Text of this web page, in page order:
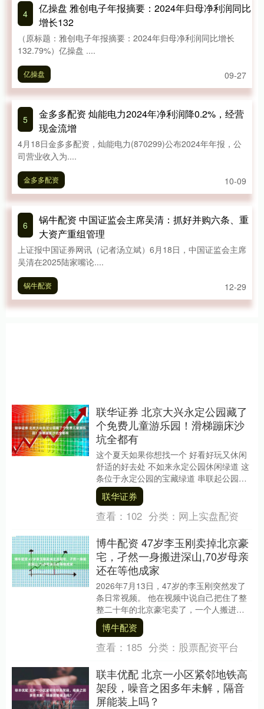
4
亿操盘 雅创电子年报摘要：2024年归母净利润同比
增长132
（原标题：雅创电子年报摘要：2024年归母净利润同比增长
132.79%）亿操盘 ....
亿操盘 09-27
5
金多多配资 灿能电力2024年净利润降0.2%，经营
现金流增
4月18日金多多配资，灿能电力(870299)公布2024年年报，公
司营业收入为....
金多多配资 10-09
6
锅牛配资 中国证监会主席吴清：抓好并购六条、重
大资产重组管理
上证报中国证券网讯（记者汤立斌）6月18日，中国证监会主席
吴清在2025陆家嘴论....
锅牛配资 12-29
联华证券 北京大兴永定公园藏了
个免费儿童游乐园！滑梯蹦床沙
坑全都有
这个夏天如果你想找一个 好看好玩又休闲
舒适的好去处 不如来永定公园休闲绿道 这
条位于永定公园的宝藏绿道 串联起公园的
各个打卡点 让你一天都玩不重样～ 永定公
园休....
联华证券
查看： 102 分类： 网上实盘配资
博牛配资 47岁李玉刚卖掉北京豪
宅，孑然一身搬进深山,70岁母亲
还在等他成家
2026年7月13日，47岁的李玉刚突然发了
条日常视频。 他在视频中说自己把住了整
整二十年的北京豪宅卖了，一个人搬进了
深山。 画面里他站在浙江丽水缙云一个山
坳小....
博牛配资
查看： 185 分类： 股票配资平台
联丰优配 北京一小区紧邻地铁高
架段，噪音之困多年未解，隔音
屏能装上吗？